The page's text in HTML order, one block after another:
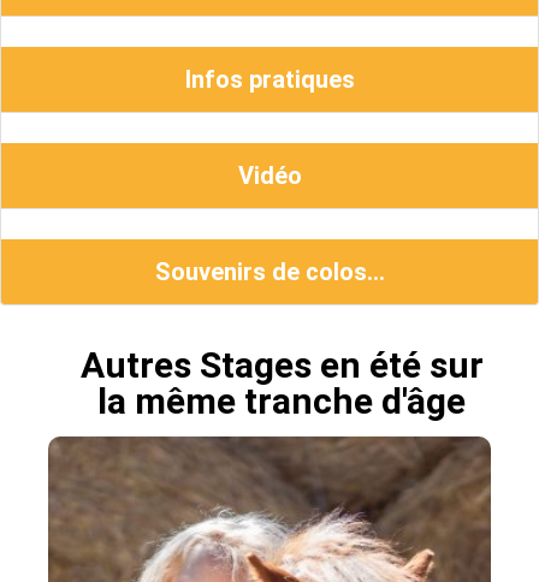
Infos pratiques
Vidéo
Souvenirs de colos...
Autres Stages en été sur
la même tranche d'âge